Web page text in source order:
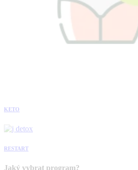
KETO
RESTART
Jaký vybrat program?